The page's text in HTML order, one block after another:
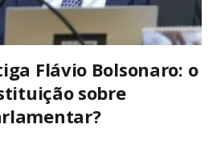
Flávio Bolsonaro: o
sobre